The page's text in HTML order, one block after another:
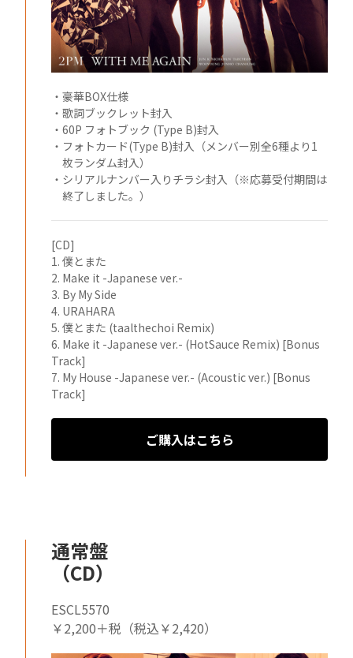
・豪華BOX仕様
・歌詞ブックレット封入
・60P フォトブック (Type B)封入
・フォトカード(Type B)封入（メンバー別全6種より1
枚ランダム封入）
・シリアルナンバー入りチラシ封入（※応募受付期間は
終了しました。）
[CD]
1. 僕とまた
2. Make it -Japanese ver.-
3. By My Side
4. URAHARA
5. 僕とまた (taalthechoi Remix)
6. Make it -Japanese ver.- (HotSauce Remix) [Bonus
Track]
7. My House -Japanese ver.- (Acoustic ver.) [Bonus
Track]
ご購入はこちら
通常盤
（CD）
ESCL5570
￥2,200＋税（税込￥2,420）